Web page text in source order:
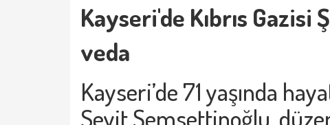
Kayseri'de Kıbrıs Gazisi
veda
Kayseri’de 71 yaşında
Seyit Şemsettinoğlu,